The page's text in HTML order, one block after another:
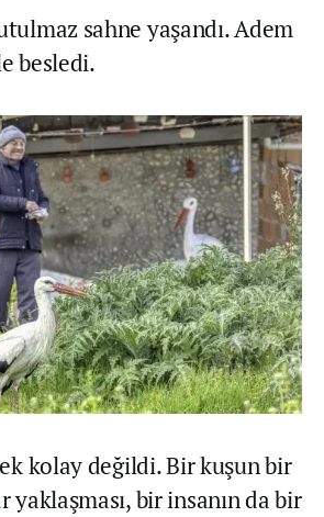
sahne yaşandı. Adem
besledi.
kolay değildi. Bir kuşun bir
yaklaşması, bir insanın da bir